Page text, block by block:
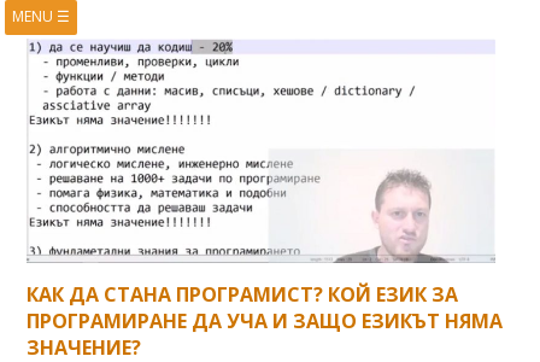
MENU ☰
HOME
BOOKS
COURSES
VIDEOS
RESEARCH
CONTACTS
RSS FEED
КАК ДА СТАНА ПРОГРАМИСТ? КОЙ ЕЗИК ЗА
ПРОГРАМИРАНЕ ДА УЧА И ЗАЩО ЕЗИКЪТ НЯМА
ЗНАЧЕНИЕ?